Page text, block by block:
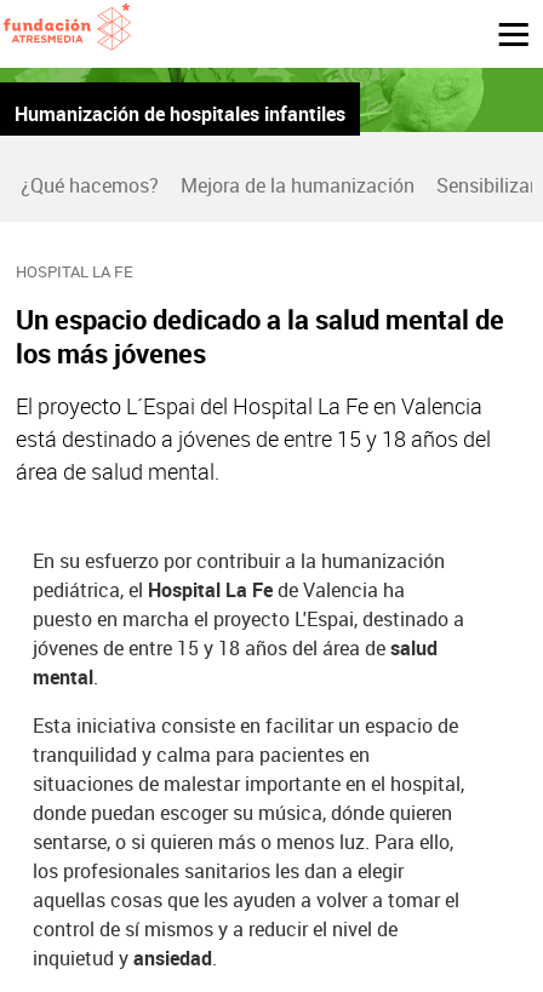
Humanización de hospitales infantiles
¿Qué hacemos? Mejora de la humanización Sensibilizar
HOSPITAL LA FE
Un espacio dedicado a la salud mental de
los más jóvenes
El proyecto L´Espai del Hospital La Fe en Valencia
está destinado a jóvenes de entre 15 y 18 años del
área de salud mental.
En su esfuerzo por contribuir a la humanización
pediátrica, el Hospital La Fede Valencia ha
puesto en marcha el proyecto L'Espai, destinado a
jóvenes de entre 15 y 18 años del área desalud
mental.
Esta iniciativa consiste en facilitar un espacio de
tranquilidad y calma para pacientes en
situaciones de malestar importante en el hospital,
donde puedan escoger su música, dónde quieren
sentarse, o si quieren más o menos luz. Para ello,
los profesionales sanitarios les dan a elegir
aquellas cosas que les ayuden a volver a tomar el
control de sí mismos y a reducir el nivel de
inquietud yansiedad.